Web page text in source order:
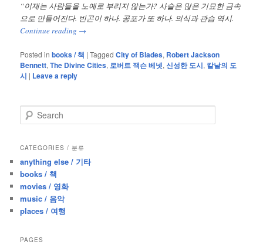
“이제는 사람들을 노예로 부리지 않는가? 사슬은 많은 기묘한 금속
으로 만들어진다. 빈곤이 하나. 공포가 또 하나. 의식과 관습 역시.
Continue reading →
Posted in books / 책 |Tagged City of Blades, Robert Jackson
Bennett,The Divine Cities, 로버트 잭슨 베넷,신성한 도시, 칼날의 도
시 | Leave a reply
e
r
h
CATEGORIES / 분류
anything else / 기타
books / 책
movies / 영화
music / 음악
places / 여행
PAGES